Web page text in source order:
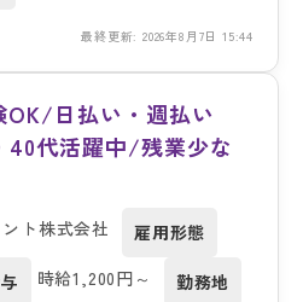
最終更新: 2026年8月7日 15:44
日払い・週払い
代活躍中/残業少な
ト株式会社
雇用形態
時給1,200円～
勤務地